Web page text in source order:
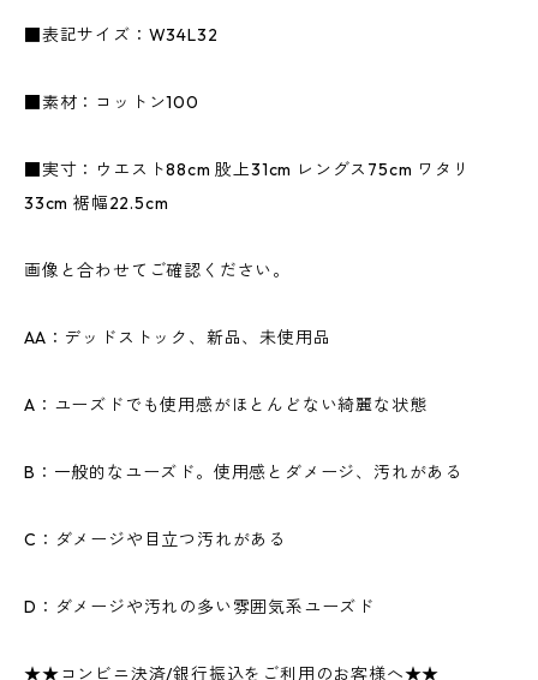
■表記サイズ：W34L32
■素材：コットン100
■実寸：ウエスト88cm 股上31cm レングス75cm ワタリ
33cm 裾幅22.5cm
画像と合わせてご確認ください。
AA：デッドストック、新品、未使用品
A：ユーズドでも使用感がほとんどない綺麗な状態
B：一般的なユーズド。使用感とダメージ、汚れがある
C：ダメージや目立つ汚れがある
D：ダメージや汚れの多い雰囲気系ユーズド
★★コンビニ決済/銀行振込をご利用のお客様へ★★